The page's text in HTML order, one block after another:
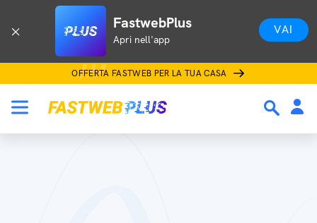
FastwebPlus
Apri nell'app
VAI
OFFERTA FASTWEB PER LA TUA CASA